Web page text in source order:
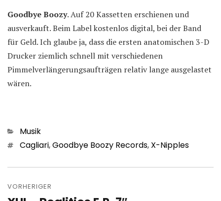
Goodbye Boozy. Auf 20 Kassetten erschienen und
ausverkauft. Beim Label kostenlos digital, bei der Band
für Geld. Ich glaube ja, dass die ersten anatomischen 3-D
Drucker ziemlich schnell mit verschiedenen
Pimmelverlängerungsaufträgen relativ lange ausgelastet
wären.
Kategorien
Musik
Schlagwörter
Cagliari,Goodbye Boozy Records, X-Nipples
VORHERIGER